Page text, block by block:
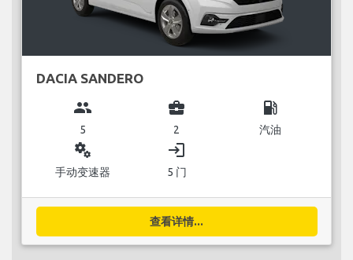
DACIA SANDERO
group
5
business_center
2
local_gas_station
汽油
miscellaneous_services
手动变速器
login
5 门
查看详情...